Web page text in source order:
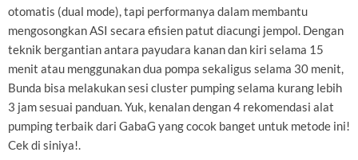
otomatis (dual mode), tapi performanya dalam membantu
mengosongkan ASI secara efisien patut diacungi jempol. Dengan
teknik bergantian antara payudara kanan dan kiri selama 15
menit atau menggunakan dua pompa sekaligus selama 30 menit,
Bunda bisa melakukan sesi cluster pumping selama kurang lebih
3 jam sesuai panduan. Yuk, kenalan dengan 4 rekomendasi alat
pumping terbaik dari GabaG yang cocok banget untuk metode ini!
Cek di siniya!.